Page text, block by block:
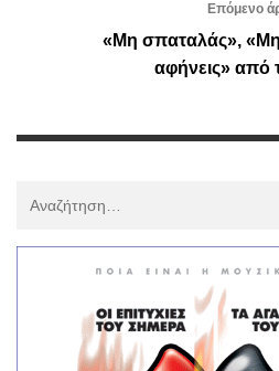
Επόμενο
«Μη σπαταλάς»,
αφήνεις» από
: